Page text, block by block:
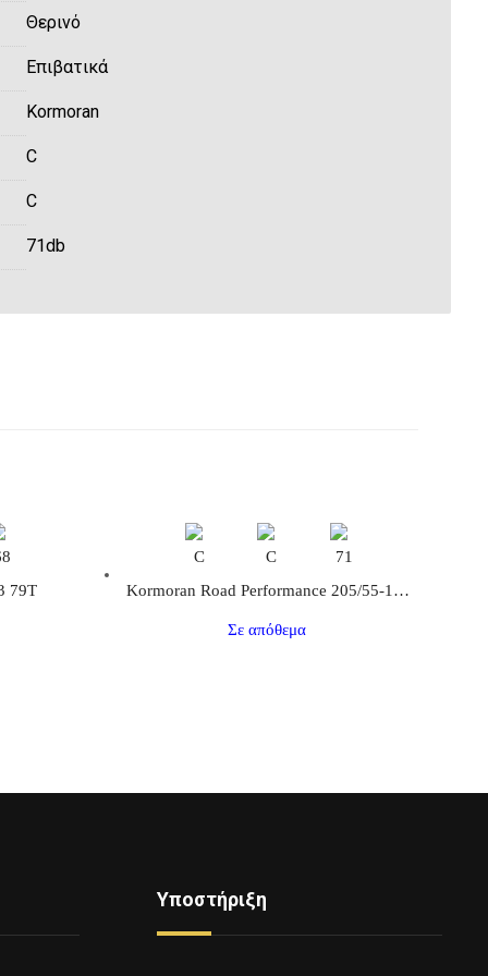
Θερινό
Eπιβατικά
Kormoran
C
C
71db
79Τ
C C
71
Kormoran Road Performance 205/55-16 91H
Σε απόθεμα
Υποστήριξη